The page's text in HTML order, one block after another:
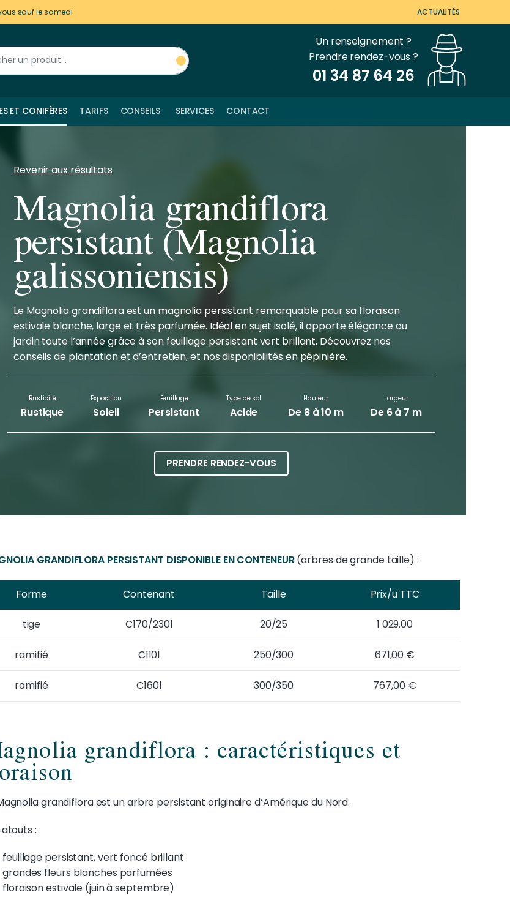
sauf le samedi ACTUALITÉS
Un renseignement ?
Prendre rendez-vous ?
01 34 87 64 26
ET CONIFÈRES TARIFS CONSEILS SERVICES CONTACT
Revenir aux résultats
Magnolia grandiflora
persistant (Magnolia
galissoniensis)
Le Magnolia grandiflora est un magnolia persistant remarquable pour sa floraison
estivale blanche, large et très parfumée. Idéal en sujet isolé, il apporte élégance au
jardin toute l’année grâce à son feuillage persistant vert brillant. Découvrez nos
conseils de plantation et d’entretien, et nos disponibilités en pépinière.
Rusticité
Rustique
Exposition
Soleil
Feuillage
Persistant
Type de sol
Acide
Hauteur
De 8 à 10 m
Largeur
De 6 à 7 m
PRENDRE RENDEZ-VOUS
GRANDIFLORA PERSISTANT DISPONIBLE EN CONTENEUR(arbres de grande taille) :
Forme Contenant Taille Prix/u TTC
tige C170/230l 20/25 1 029.00
ramifié C110l 250/300 671,00 €
ramifié C160l 300/350 767,00 €
grandiflora : caractéristiques et
grandiflora est un arbre persistant originaire d’Amérique du Nord.
atouts :
feuillage persistant, vert foncé brillant
grandes fleurs blanches parfumées
floraison estivale (juin à septembre)